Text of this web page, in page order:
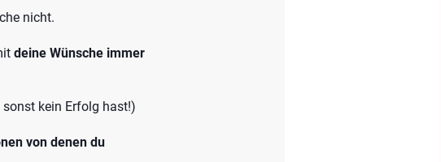
nicht.
deine Wünsche immer
kein Erfolg hast!)
von denen du